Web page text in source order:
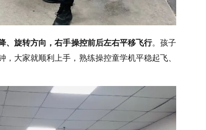
、旋转方向，右手操控前后左右平移飞行。孩子
大家就顺利上手，熟练操控童学机平稳起飞、